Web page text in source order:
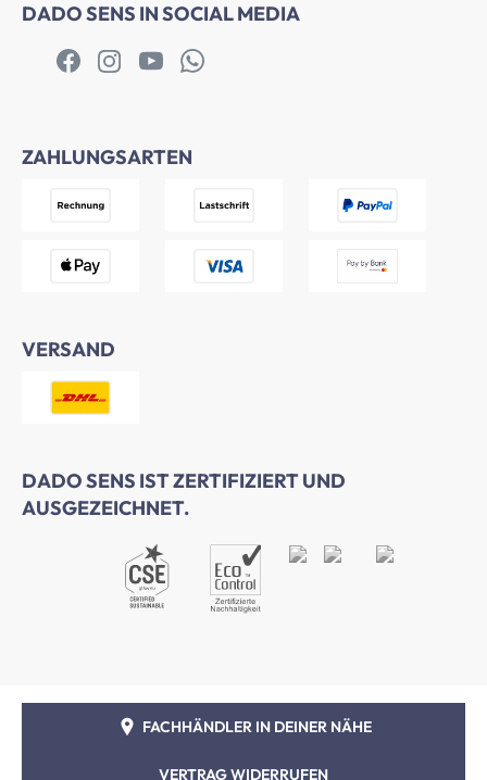
DADO SENS IN SOCIAL MEDIA
ZAHLUNGSARTEN
VERSAND
DADO SENS IST ZERTIFIZIERT UND
AUSGEZEICHNET.
FACHHÄNDLER IN DEINER NÄHE
VERTRAG WIDERRUFEN